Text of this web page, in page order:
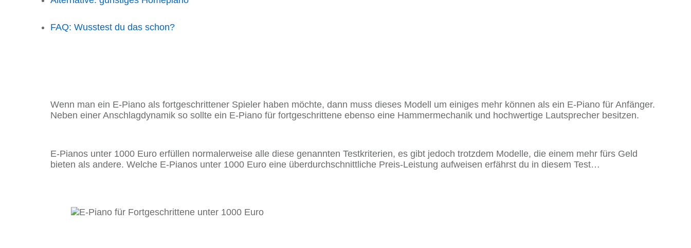
FAQ: Wusstest du das schon?
Wenn man ein E-Piano als fortgeschrittener Spieler haben möchte, dann muss dieses Modell um einiges mehr können als ein E-Piano für Anfänger.
Neben einer Anschlagdynamik so sollte ein E-Piano für fortgeschrittene ebenso eine Hammermechanik und hochwertige Lautsprecher besitzen.
E-Pianos unter 1000 Euro erfüllen normalerweise alle diese genannten Testkriterien, es gibt jedoch trotzdem Modelle, die einem mehr fürs Geld
bieten als andere. Welche E-Pianos unter 1000 Euro eine überdurchschnittliche Preis-Leistung aufweisen erfährst du in diesem Test…